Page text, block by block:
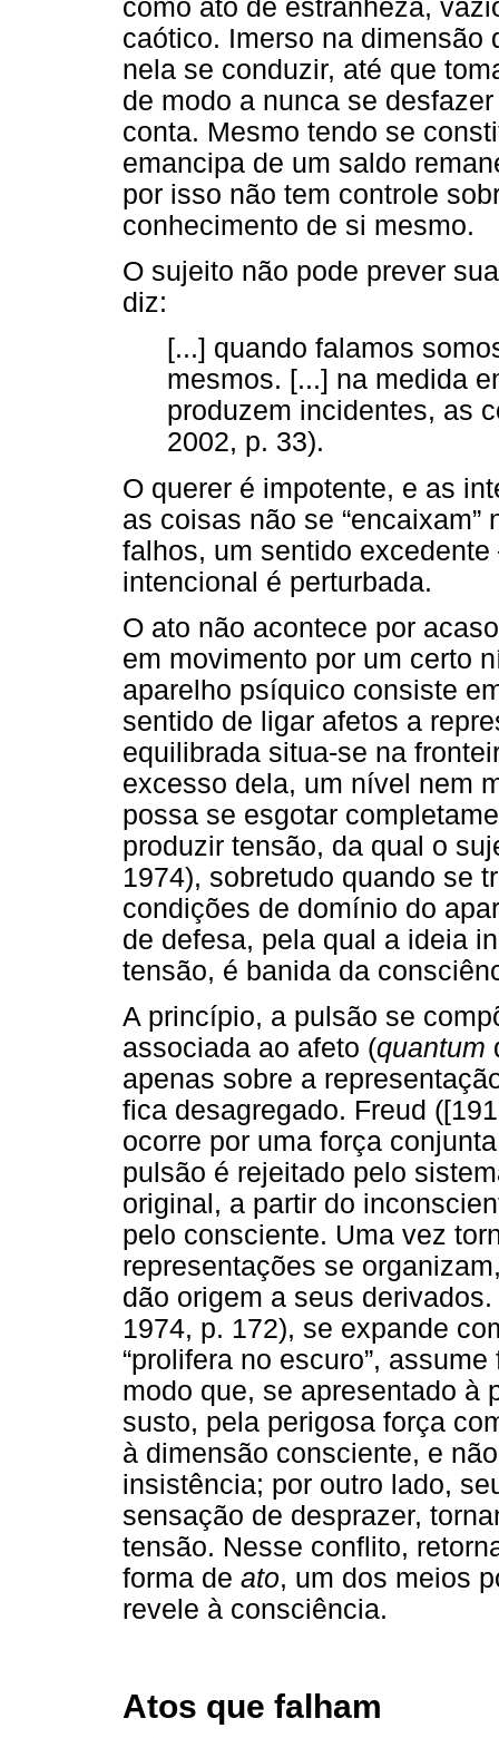
como ato de estranheza,
caótico. Imerso na dimensão
nela se conduzir, até que
de modo a nunca se
conta. Mesmo tendo se
emancipa de um saldo
por isso não tem controle
conhecimento de si mesmo.
O sujeito não pode prever
diz:
[...] quando falamos
mesmos. [...] na medida
produzem incidentes, as
2002, p. 33).
O querer é impotente, e as
as coisas não se
falhos, um sentido
intencional é perturbada.
O ato não acontece por
em movimento por um certo
aparelho psíquico consiste
sentido de ligar afetos a
equilibrada situa-se na
excesso dela, um nível nem
possa se esgotar
produzir tensão, da qual o
1974), sobretudo quando se
condições de domínio do
de defesa, pela qual a ideia
tensão, é banida da
A princípio, a pulsão se
associada ao afeto (quantum
apenas sobre a
fica desagregado. Freud
ocorre por uma força
pulsão é rejeitado pelo
original, a partir do
pelo consciente. Uma vez
representações se
dão origem a seus
1974, p. 172), se expande
“prolifera no escuro”,
modo que, se apresentado à
susto, pela perigosa força
à dimensão consciente, e
insistência; por outro lado,
sensação de desprazer,
tensão. Nesse conflito,
forma de ato, um dos meios
revele à consciência.
Atos que falham